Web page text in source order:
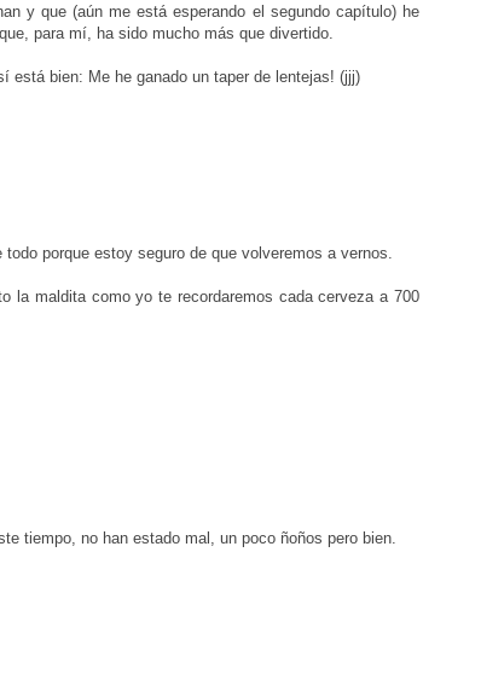
y que (aún me está esperando el segundo capítulo) he
para mí, ha sido mucho más que divertido.
está bien: Me he ganado un taper de lentejas! (jjj)
porque estoy seguro de que volveremos a vernos.
la maldita como yo te recordaremos cada cerveza a 700
tiempo, no han estado mal, un poco ñoños pero bien.